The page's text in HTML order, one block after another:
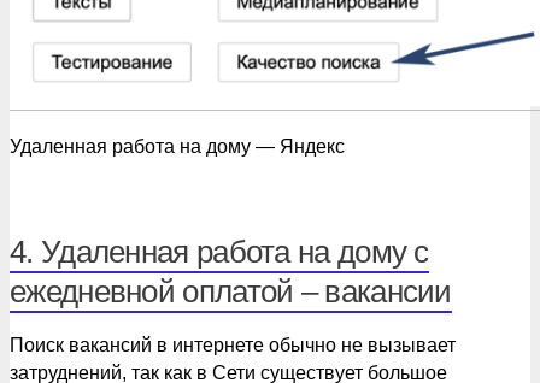
Удаленная работа на дому — Яндекс
4. Удаленная работа на дому с
ежедневной оплатой – вакансии
Поиск вакансий в интернете обычно не вызывает
затруднений, так как в Сети существует большое